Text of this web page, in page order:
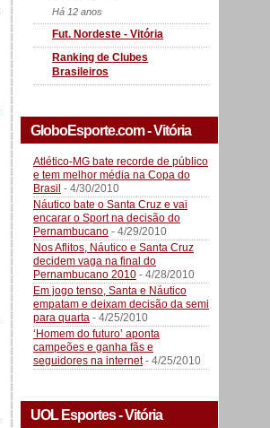
Há 12 anos
Fut. Nordeste - Vitória
Ranking de Clubes
Brasileiros
GloboEsporte.com - Vitória
Atlético-MG bate recorde de público
e tem melhor média na Copa do
Brasil - 4/30/2010
Náutico bate o Santa Cruz e vai
encarar o Sport na decisão do
Pernambucano - 4/29/2010
Nos Aflitos, Náutico e Santa Cruz
decidem vaga na final do
Pernambucano 2010 - 4/28/2010
Em jogo tenso, Santa e Náutico
empatam e deixam decisão da semi
para quarta - 4/25/2010
‘Homem do futuro’ aponta
campeões e ganha fãs e
seguidores na internet- 4/25/2010
UOL Esportes - Vitória